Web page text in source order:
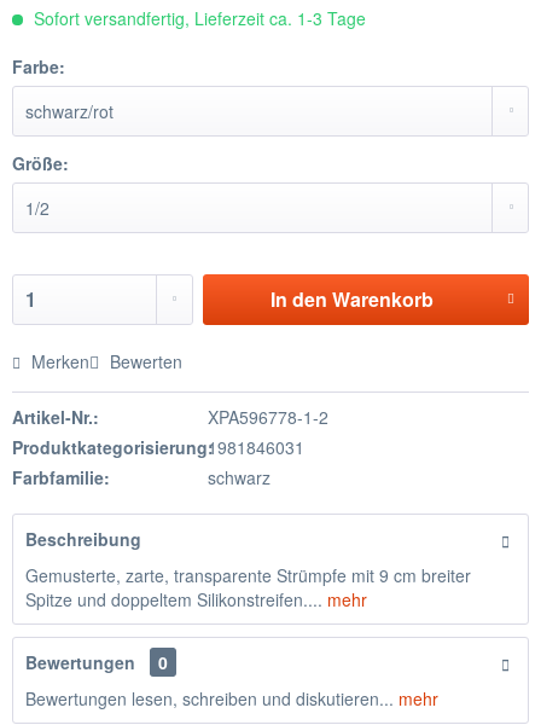
Sofort versandfertig, Lieferzeit ca. 1-3 Tage
Farbe:
Größe:
In den Warenkorb
Merken Bewerten
Artikel-Nr.:
XPA596778-1-2
Produktkategorisierung:1981846031
Farbfamilie:
schwarz
Beschreibung
Gemusterte, zarte, transparente Strümpfe mit 9 cm breiter
Spitze und doppeltem Silikonstreifen.... mehr
Bewertungen
0
Bewertungen lesen, schreiben und diskutieren... mehr